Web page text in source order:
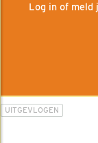
Log in of meld
UITGEVLOGEN